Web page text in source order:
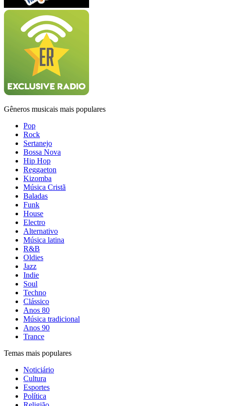
Gêneros musicais mais populares
Pop
Rock
Sertanejo
Bossa Nova
Hip Hop
Reggaeton
Kizomba
Música Cristã
Baladas
Funk
House
Electro
Alternativo
Música latina
R&B
Oldies
Jazz
Indie
Soul
Techno
Clássico
Anos 80
Música tradicional
Anos 90
Trance
Temas mais populares
Noticiário
Cultura
Esportes
Política